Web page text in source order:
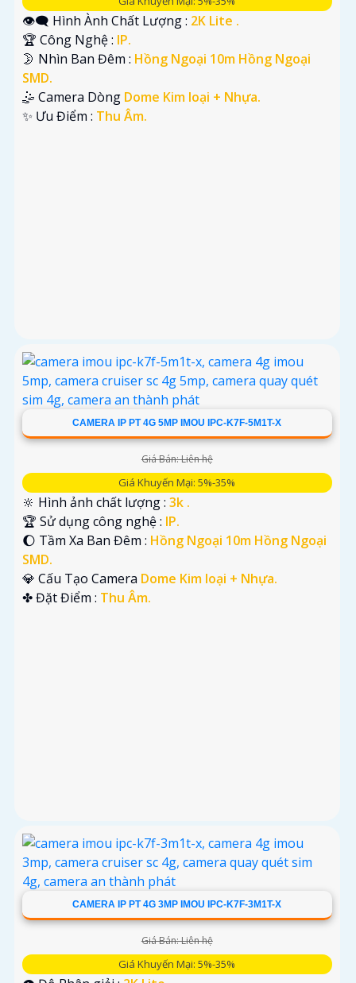
👁️‍🗨 Hình Ành Chất Lượng : 2K Lite .
🏆 Công Nghệ : IP.
🌛 Nhìn Ban Đêm : Hồng Ngoại 10m Hồng Ngoại
SMD.
🤹 Camera Dòng Dome Kim loại + Nhựa.
️✨ Ưu Điểm : Thu Âm.
CAMERA IP PT 4G 5MP IMOU IPC-K7F-5M1T-X
Giá Bán: Liên hệ
Giá Khuyến Mại: 5%-35%
🔆 Hình ảnh chất lượng : 3k .
🏆 Sử dụng công nghệ : IP.
🌔 Tầm Xa Ban Đêm : Hồng Ngoại 10m Hồng Ngoại
SMD.
💎 Cấu Tạo Camera Dome Kim loại + Nhựa.
️✤ Đặt Điểm : Thu Âm.
CAMERA IP PT 4G 3MP IMOU IPC-K7F-3M1T-X
Giá Bán: Liên hệ
Giá Khuyến Mại: 5%-35%